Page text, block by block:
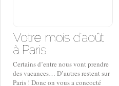
Certains d’entre nous vont prendre
des vacances… D’autres restent sur
Paris ! Donc on vous a concocté